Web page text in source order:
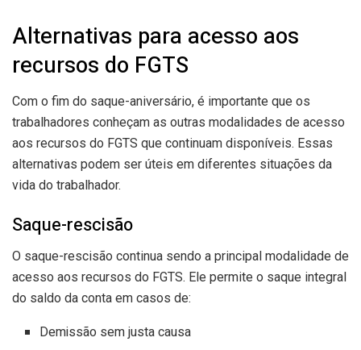
Alternativas para acesso aos
recursos do FGTS
Com o fim do saque-aniversário, é importante que os
trabalhadores conheçam as outras modalidades de acesso
aos recursos do FGTS que continuam disponíveis. Essas
alternativas podem ser úteis em diferentes situações da
vida do trabalhador.
Saque-rescisão
O saque-rescisão continua sendo a principal modalidade de
acesso aos recursos do FGTS. Ele permite o saque integral
do saldo da conta em casos de:
Demissão sem justa causa